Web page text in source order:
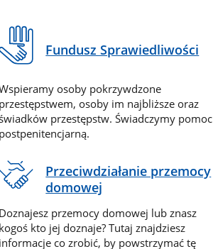
Fundusz Sprawiedliwości
osoby pokrzywdzone
przestępstwem, osoby im najbliższe oraz
świadków przestępstw. Świadczymy pomoc
postpenitencjarną.
Przeciwdziałanie przemocy
domowej
Doznajesz przemocy domowej lub znasz
kogoś kto jej doznaje? Tutaj znajdziesz
informacje co zrobić, by powstrzymać tę